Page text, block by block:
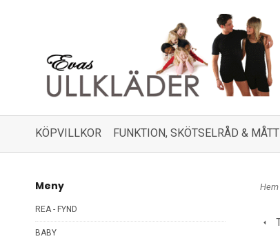
KÖPVILLKOR FUNKTION, SKÖTSELRÅD & MÅTT
Meny
REA - FYND
BABY
Hem